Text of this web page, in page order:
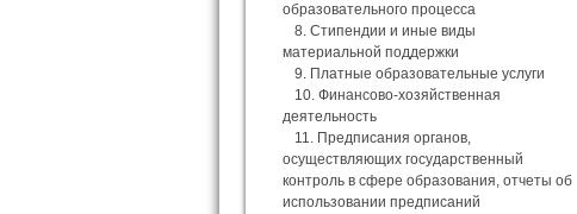
образовательного процесса
8. Стипендии и иные виды
материальной поддержки
9. Платные образовательные услуги
10. Финансово-хозяйственная
деятельность
11. Предписания органов,
осуществляющих государственный
контроль в сфере образования, отчеты об
использовании предписаний